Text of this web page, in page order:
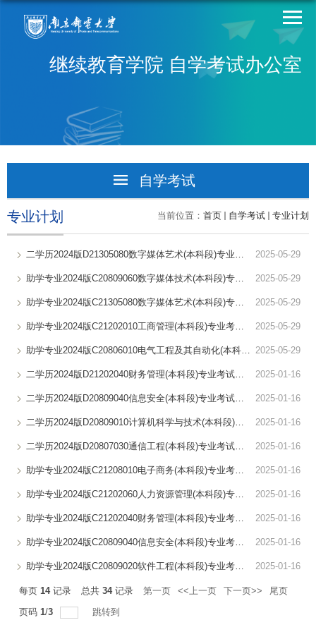
继续教育学院 自学考试办公室
自学考试
招生信息
专业计划
二学历
自考助学
专接本
下载专区
当前位置： 首页 自学考试 专业计划
专业计划
2025-05-29
2025-05-29
2025-05-29
2025-05-29
2025-05-29
2025-01-16
2025-01-16
2025-01-16
2025-01-16
2025-01-16
2025-01-16
2025-01-16
2025-01-16
2025-01-16
每页 14记录 总共 34记录 第一页 <<上一页 下一页>>
尾页
页码 1/3 跳转到